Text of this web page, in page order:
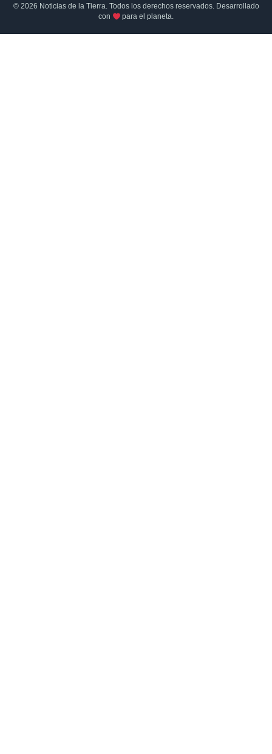
© 2026 Noticias de la Tierra. Todos los derechos reservados. Desarrollado
con
para el planeta.